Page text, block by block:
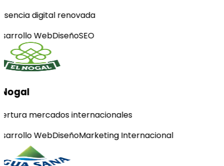
digital renovada
WebDiseñoSEO
mercados internacionales
WebDiseñoMarketing Internacional